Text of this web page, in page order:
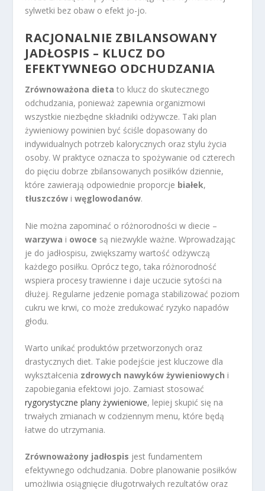
sylwetki bez obaw o efekt jo-jo.
RACJONALNIE ZBILANSOWANY
JADŁOSPIS – KLUCZ DO
EFEKTYWNEGO ODCHUDZANIA
Zrównoważona dieta to klucz do skutecznego
odchudzania, ponieważ zapewnia organizmowi
wszystkie niezbędne składniki odżywcze. Taki plan
żywieniowy powinien być ściśle dopasowany do
indywidualnych potrzeb kalorycznych oraz stylu życia
osoby. W praktyce oznacza to spożywanie od czterech
do pięciu dobrze zbilansowanych posiłków dziennie,
które zawierają odpowiednie proporcje białek,
tłuszczów iwęglowodanów.
Nie można zapominać o różnorodności w diecie –
warzywa i owoce są niezwykle ważne. Wprowadzając
je do jadłospisu, zwiększamy wartość odżywczą
każdego posiłku. Oprócz tego, taka różnorodność
wspiera procesy trawienne i daje uczucie sytości na
dłużej. Regularne jedzenie pomaga stabilizować poziom
cukru we krwi, co może zredukować ryzyko napadów
głodu.
Warto unikać produktów przetworzonych oraz
drastycznych diet. Takie podejście jest kluczowe dla
wykształcenia zdrowych nawyków żywieniowych i
zapobiegania efektowi jojo. Zamiast stosować
rygorystyczne plany żywieniowe, lepiej skupić się na
trwałych zmianach w codziennym menu, które będą
łatwe do utrzymania.
Zrównoważony jadłospis jest fundamentem
efektywnego odchudzania. Dobre planowanie posiłków
umożliwia osiągnięcie długotrwałych rezultatów oraz